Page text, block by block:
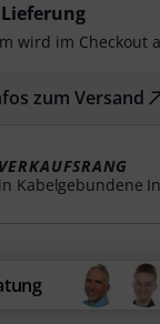
wird im Checkout
zum Versand
VERKAUFSRANG
in Kabelgebundene